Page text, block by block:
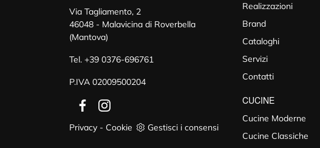
Via Tagliamento, 2
46048 - Malavicina di Roverbella
(Mantova)
Tel. +39 0376-696761
P.IVA 02009500204
Privacy - Cookie Gestisci i consensi
Realizzazioni
Brand
Cataloghi
Servizi
Contatti
CUCINE
Cucine Moderne
Cucine Classiche